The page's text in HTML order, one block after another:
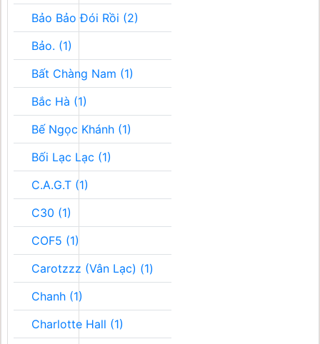
Bảo Bảo Đói Rồi (2)
Bảo. (1)
Bất Chàng Nam (1)
Bắc Hà (1)
Bế Ngọc Khánh (1)
Bối Lạc Lạc (1)
C.A.G.T (1)
C30 (1)
COF5 (1)
Carotzzz (Vân Lạc) (1)
Chanh (1)
Charlotte Hall (1)